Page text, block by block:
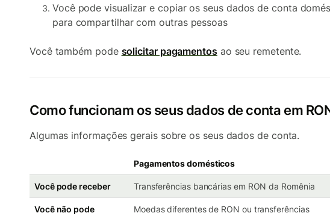
Você pode visualizar e copiar os seus dados de conta
para compartilhar com outras pessoas
Você também pode solicitar pagamentos ao seu remetente.
Como funcionam os seus dados de conta em
Algumas informações gerais sobre os seus dados de conta.
Pagamentos domésticos
Você pode receber Transferências bancárias em RON da Romênia
Você não pode
Moedas diferentes de RON ou transferências